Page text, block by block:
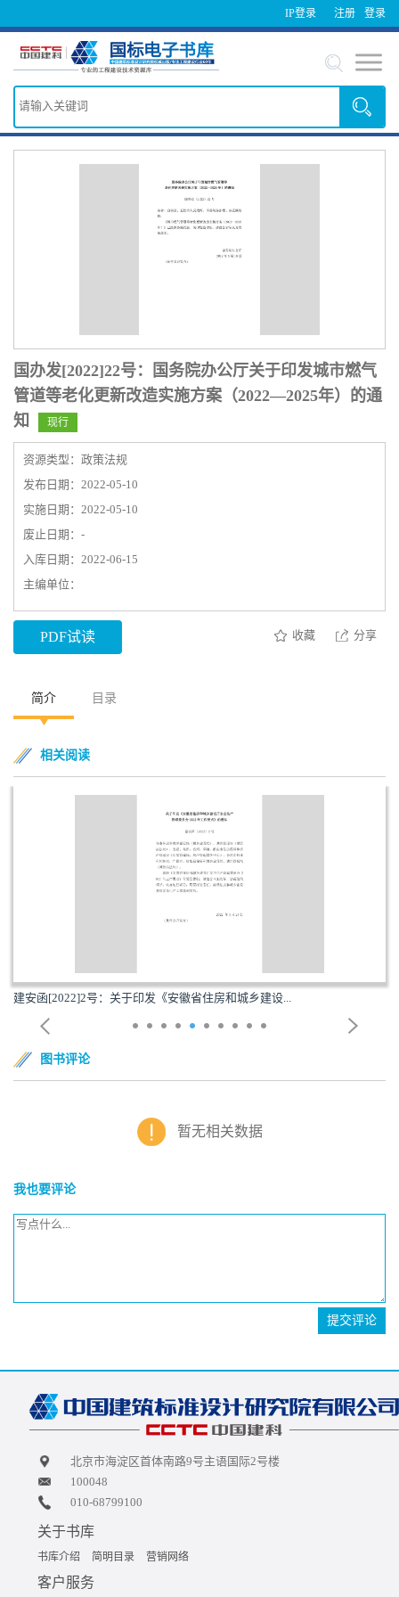
IP登录 登录
注册
国办发[2022]22号：国务院办公厅关于印发城市燃气
管道等老化更新改造实施方案（2022—2025年）的通
知
现行
资源类型：政策法规
发布日期：2022-05-10
实施日期：2022-05-10
废止日期：-
入库日期：2022-06-15
主编单位：
PDF试读 收藏 分享
简介 目录
相关阅读
建安函[2022]2号：关于印发《安徽省住房和城乡建设...
图书评论
暂无相关数据
我也要评论
提交评论
北京市海淀区首体南路9号主语国际2号楼
100048
010-68799100
关于书库
书库介绍 简明目录 营销网络
客户服务